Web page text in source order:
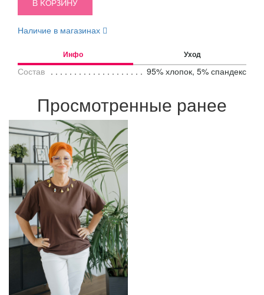
В КОРЗИНУ
Наличие в магазинах
Инфо Уход
Состав 95% хлопок, 5% спандекс
Просмотренные ранее